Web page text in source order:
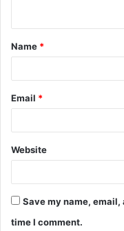
t
*
Name *
Email *
Website
Save my name,
time I comment.